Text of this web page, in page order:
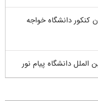
کنکور دانشگاه خواجه
دانشگاه پیام نور